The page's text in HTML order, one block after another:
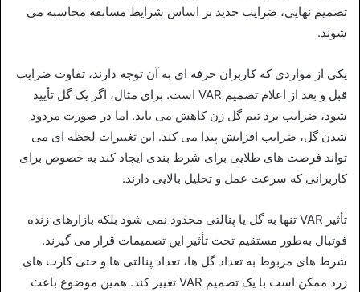
تصمیم نهایی، ضرایب جدید بر اساس شرایط مسابقه محاسبه می‌
شوند.
یکی از مواردی که کاربران حرفه‌ ای به آن توجه دارند، تفاوت ضرایب
قبل و بعد از اعلام تصمیم VAR است. برای مثال، اگر یک گل تأیید
شود، ضرایب برد تیم گل‌ زن کاهش می‌ یابد. اما در صورت مردود
شدن گل، ضرایب افزایش پیدا می‌ کند. این تغییرات لحظه‌ ای می‌
تواند فرصت‌ های طلایی برای شرط‌ بندی ایجاد کند به‌ خصوص برای
کاربرانی که سرعت عمل و تحلیل بالایی دارند.
تأثیر VAR تنها به گل یا پنالتی محدود نمی‌ شود بلکه بازارهای زنده
فوتبال به‌طور مستقیم تحت‌ تأثیر این تصمیمات قرار می‌ گیرند.
شرط‌ های مربوط به تعداد گل‌ ها، تعداد پنالتی‌ ها و حتی کارت‌ های
زرد ممکن است با یک تصمیم VAR تغییر کند. همین موضوع باعث